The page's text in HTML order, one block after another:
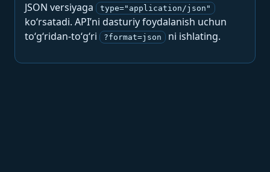
JSON versiyaga
type="application/json"
ko‘rsatadi. API’ni dasturiy foydalanish uchun
to‘g‘ridan-to‘g‘ri
?format=json ni ishlating.